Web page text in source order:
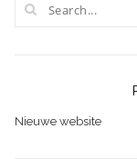
Nieuwe website